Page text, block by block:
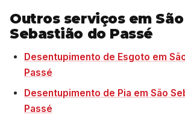
Outros serviços em São
Sebastião do Passé
Desentupimento de Esgoto em
Passé
Desentupimento de Pia em São
Passé